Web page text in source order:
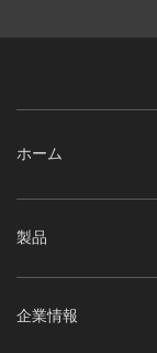
ホーム
製品
企業情報